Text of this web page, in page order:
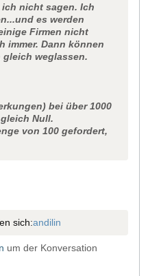
nicht sagen. Ich
es werden
Firmen nicht
immer. Dann können
gleich weglassen.
bei über 1000
Null.
von 100 gefordert,
sich:andilin
um der Konversation